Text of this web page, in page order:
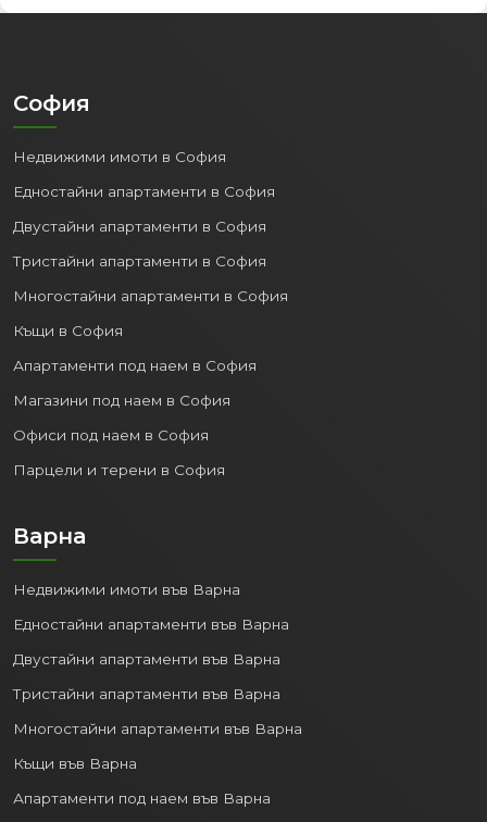
София
Недвижими имоти в София
Едностайни апартаменти в София
Двустайни апартаменти в София
Тристайни апартаменти в София
Многостайни апартаменти в София
Къщи в София
Апартаменти под наем в София
Магазини под наем в София
Офиси под наем в София
Парцели и терени в София
Варна
Недвижими имоти във Варна
Едностайни апартаменти във Варна
Двустайни апартаменти във Варна
Тристайни апартаменти във Варна
Многостайни апартаменти във Варна
Къщи във Варна
Апартаменти под наем във Варна